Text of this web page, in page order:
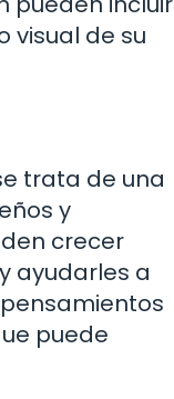
visual de su
trata de una
y
crecer
ayudarles a
puede